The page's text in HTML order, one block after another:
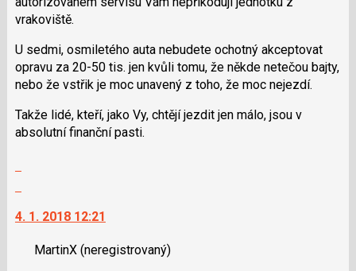
nový
názor
vrakoviště.
U sedmi, osmiletého auta nebudete ochotný akceptovat
opravu za 20-50 tis. jen kvůli tomu, že někde netečou bajty,
nebo že vstřik je moc unavený z toho, že moc nejezdí.
Takže lidé, kteří, jako Vy, chtějí jezdit jen málo, jsou v
absolutní finanční pasti.
další
názor.
4. 1. 2018 12:21
MartinX (neregistrovaný)